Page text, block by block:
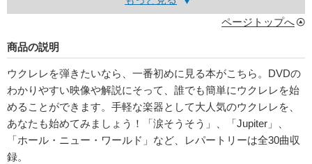
ページトップへ
商品の説明
ウクレレを弾きたいなら、一番初めに見る本がこちら。DVDの
わかりやすい映像や解説にそって、誰でも簡単にウクレレを始
めることができます。手軽な楽器として大人気のウクレレを、
あなたも始めてみましょう！「涙そうそう」、「Jupiter」、
「ホール・ニュー・ワールド」など、レパートリーは全30曲収
録。